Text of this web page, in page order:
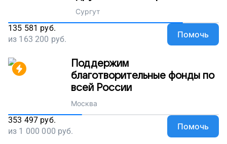
Сургут
135 581 руб.
из 163 200 руб. Помочь
Поддержим
благотворительные фонды по
всей России
Москва
353 497 руб.
из 1 000 000 руб. Помочь